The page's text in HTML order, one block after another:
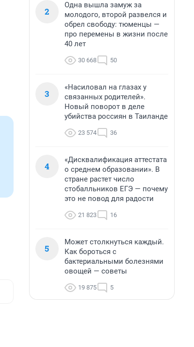
2
Одна вышла замуж за
молодого, второй развелся и
обрел свободу: тюменцы —
про перемены в жизни после
40 лет
30 668 50
3
«Насиловал на глазах у
связанных родителей».
Новый поворот в деле
убийства россиян в Таиланде
23 574 36
4
«Дисквалификация аттестата
о среднем образовании». В
стране растет число
стобалльников ЕГЭ — почему
это не повод для радости
21 823 16
5
Может столкнуться каждый.
Как бороться с
бактериальными болезнями
овощей — советы
19 875 5